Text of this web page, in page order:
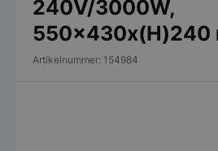
240V/3000W,
550x430x(H)240
Artikelnummer: 154984